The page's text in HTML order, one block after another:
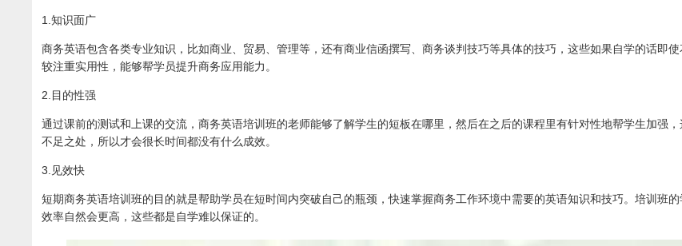
1.知识面广
商务英语包含各类专业知识，比如商业、贸易、管理等，还有商业信函撰写、商务谈判技巧等具体的技巧，这些如果自学的话即
较注重实用性，能够帮学员提升商务应用能力。
2.目的性强
通过课前的测试和上课的交流，商务英语培训班的老师能够了解学生的短板在哪里，然后在之后的课程里有针对性地帮学生加强
不足之处，所以才会很长时间都没有什么成效。
3.见效快
短期商务英语培训班的目的就是帮助学员在短时间内突破自己的瓶颈，快速掌握商务工作环境中需要的英语知识和技巧。培训班
效率自然会更高，这些都是自学难以保证的。